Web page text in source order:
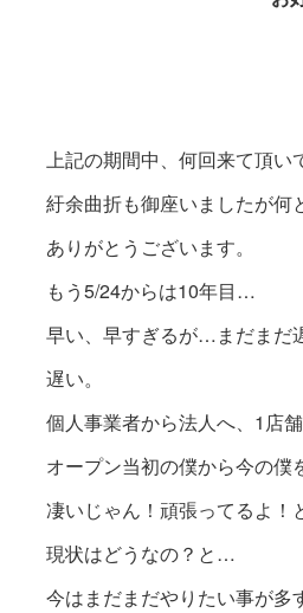
上記の期間中、何回来て頂い
紆余曲折も御座いましたが何
ありがとうございます。
もう5/24からは10年目…
早い、早すぎるが…まだまだ
遅い。
個人事業者から法人へ、1店舗
オープン当初の僕から今の
凄いじゃん！頑張ってるよ！
現状はどうなの？と…
今はまだまだやりたい事が多